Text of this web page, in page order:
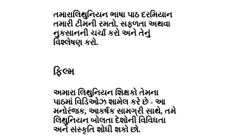
તમારાલિથુનિયન ભાષા પાઠ દરમિયાન
તમારી ટીમની રમતો, સફળતા અથવા
નુકસાનની ચર્ચા કરો અને તેનું
વિશ્લેષણ કરો.
ફિલ્મ
અમારા લિથુનિયન શિક્ષકો તેમના
પાઠમાં વિડિઓઝ શામેલ કરે છે - આ
મનોરંજક, આકર્ષક સામગ્રી સાથે, તમે
લિથુનિયન બોલતા દેશોની વિવિધતા
અને સંસ્કૃતિ શોધી શકો છો.